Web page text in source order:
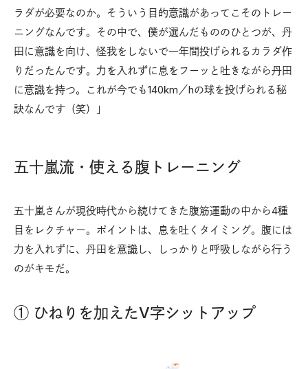
ラダが必要なのか。そういう目的意識があってこそのトレー
ニングなんです。その中で、僕が選んだもののひとつが、丹
田に意識を向け、怪我をしないで一年間投げられるカラダ作
りだったんです。力を入れずに息をフーッと吐きながら丹田
に意識を持つ。これが今でも140km／hの球を投げられる秘
訣なんです（笑）」
五十嵐流・使える腹トレーニング
五十嵐さんが現役時代から続けてきた腹筋運動の中から4種
目をレクチャー。ポイントは、息を吐くタイミング。腹には
力を入れずに、丹田を意識し、しっかりと呼吸しながら行う
のがキモだ。
① ひねりを加えたV字シットアップ